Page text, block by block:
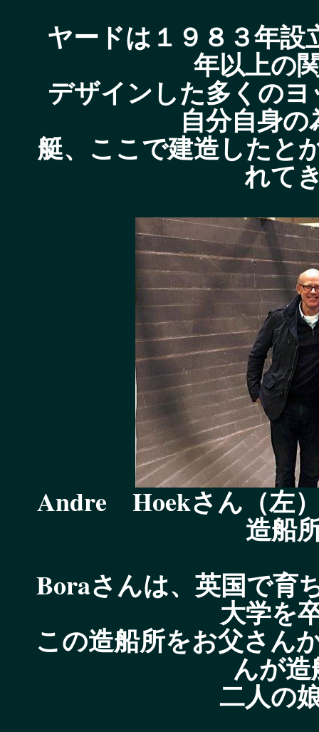
ヤードは１９８３年
年以上の
デザインした多くの
自分自身
艇、ここで建造したと
れて
Andre Hoekさん（左
造船
Boraさんは、英国で育
大学を
この造船所をお父さん
んが
二人の